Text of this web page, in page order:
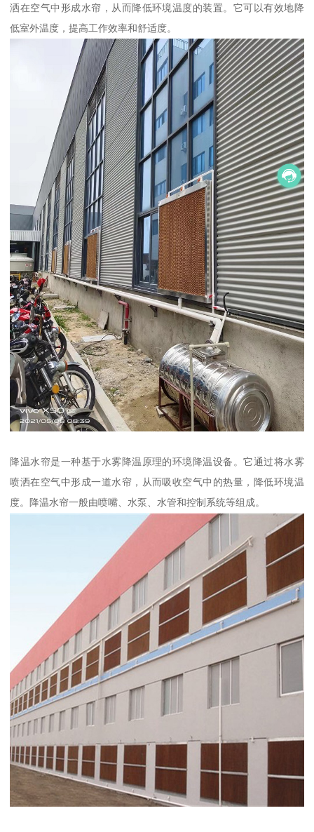
洒在空气中形成水帘，从而降低环境温度的装置。它可以有效地降
低室外温度，提高工作效率和舒适度。
降温水帘是一种基于水雾降温原理的环境降温设备。它通过将水雾
喷洒在空气中形成一道水帘，从而吸收空气中的热量，降低环境温
度。降温水帘一般由喷嘴、水泵、水管和控制系统等组成。